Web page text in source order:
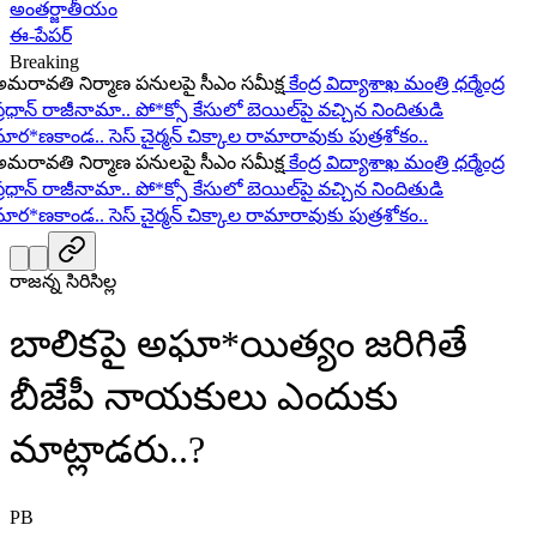
అంతర్జాతీయం
ఈ-పేపర్
Breaking
నిర్మాణ పనులపై సీఎం సమీక్ష కేంద్ర విద్యాశాఖ మంత్రి ధర్మేంద్ర
రాజీనామా.. పో*క్సో కేసులో బెయిల్‌పై వచ్చిన నిందితుడి
సెస్ చైర్మన్ చిక్కాల రామారావుకు పుత్రశోకం..
నిర్మాణ పనులపై సీఎం సమీక్ష కేంద్ర విద్యాశాఖ మంత్రి ధర్మేంద్ర
రాజీనామా.. పో*క్సో కేసులో బెయిల్‌పై వచ్చిన నిందితుడి
సెస్ చైర్మన్ చిక్కాల రామారావుకు పుత్రశోకం..
రాజన్న సిరిసిల్ల
బాలికపై అఘా*యిత్యం జరిగితే
బీజేపీ నాయకులు ఎందుకు
మాట్లాడరు..?
PB